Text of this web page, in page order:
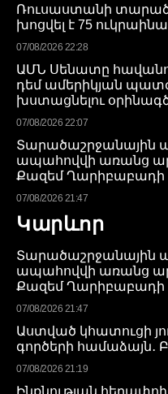
Ռուսաստանի
խոցվել է 75
07/08/2026 22:28
ԱՄՆ Սենատը
դեմ ամերիկյան
խստացնելու
07/08/2026 22:07
Տարածաշրջանային
ապահովվի առանց
Քազեմ Ղարիբաբադի
07/08/2026 21:47
Կարևոր
Տարածաշրջանային
ապահովվի առանց
Քազեմ Ղարիբաբադի
07/08/2026 21:47
Աստված կհատուցի
գործերի
07/08/2026 21:19
Ինքնության